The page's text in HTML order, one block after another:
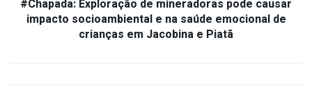
#Chapada: Exploração de mineradoras pode causar
impacto socioambiental e na saúde emocional de
crianças em Jacobina e Piatã